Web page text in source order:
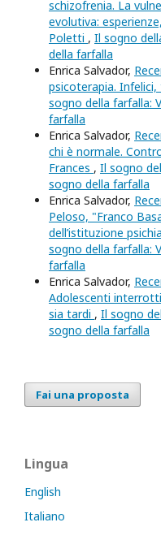
schizofrenia. La
evolutiva:
Poletti , Il sogno
della farfalla
Enrica Salvador,
psicoterapia. Infelici,
sogno della farfalla:
farfalla
Enrica Salvador,
chi è normale.
Frances , Il sogno
sogno della farfalla
Enrica Salvador,
Peloso, "Franco
dell’istituzione
sogno della farfalla:
farfalla
Enrica Salvador,
Adolescenti
sia tardi , Il sogno
sogno della farfalla
Fai una proposta
Lingua
English
Italiano